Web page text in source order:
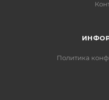
Политика